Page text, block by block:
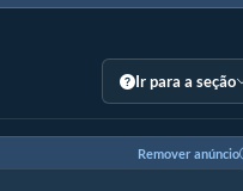
Ir para a seção
Remover anúncio